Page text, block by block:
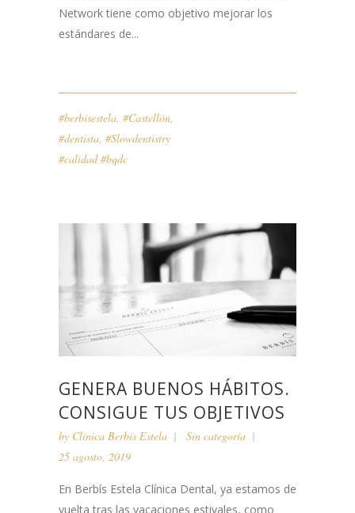
Network tiene como objetivo mejorar los
estándares de...
#berbisestela, #Castellón,
#dentista, #Slowdentistry
#calidad #bqdc
GENERA BUENOS HÁBITOS.
CONSIGUE TUS OBJETIVOS
by Clínica Berbís Estela
Sin categoría
25 agosto, 2019
En Berbís Estela Clínica Dental, ya estamos de
vuelta tras las vacaciones estivales, como